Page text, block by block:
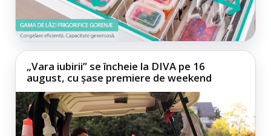
„Vara iubirii” se încheie la DIVA pe 16
august, cu șase premiere de weekend